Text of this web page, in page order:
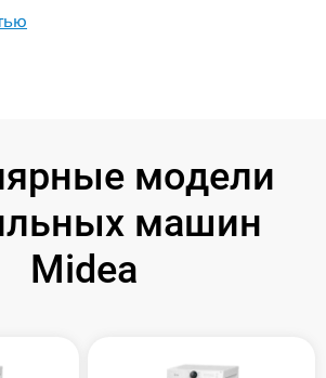
модели
машин
Midea